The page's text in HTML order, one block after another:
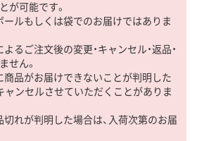
が可能です。
ールもしくは袋でのお届けではありま
るご注文後の変更・キャンセル・返品・
せん。
商品がお届けできないことが判明した
ャンセルさせていただくことがありま
切れが判明した場合は、入荷次第のお届